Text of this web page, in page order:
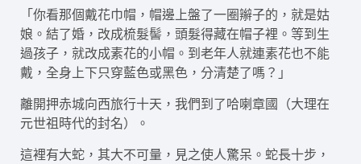
「你看那個戴花巾帽，帽邊上盤了一圈辮子的，就是姑
娘。結了婚，改成梳髮髻，頭髮得藏在帽子裡。等到生
過孩子，就改成素花的小帽。到老年人就連素花也不能
戴，全身上下只穿藍色或黑色，分清楚了嗎？」
離開押赤城向西旅行十天，我們到了哈喇章國（大理在
元世祖時代的封名）。
這裡有大蛇，其大不可量，見之使人驚呆。蛇長十步，